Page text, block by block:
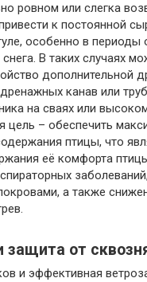
ровном или слегка
к постоянной
особенно в периоды
В таких случаях
дополнительной
канав или
на сваях или
цель – обеспечить
птицы, что
её комфорта
а также
защита от
и эффективная